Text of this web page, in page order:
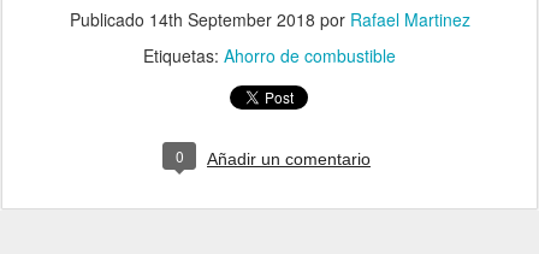
Publicado 14th September 2018 por Rafael Martinez
Etiquetas: Ahorro de combustible
0 Añadir un comentario